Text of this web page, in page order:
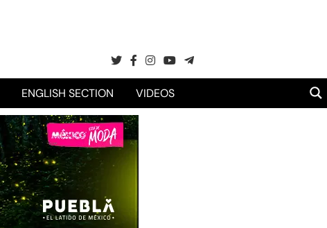
ENGLISH SECTION VIDEOS